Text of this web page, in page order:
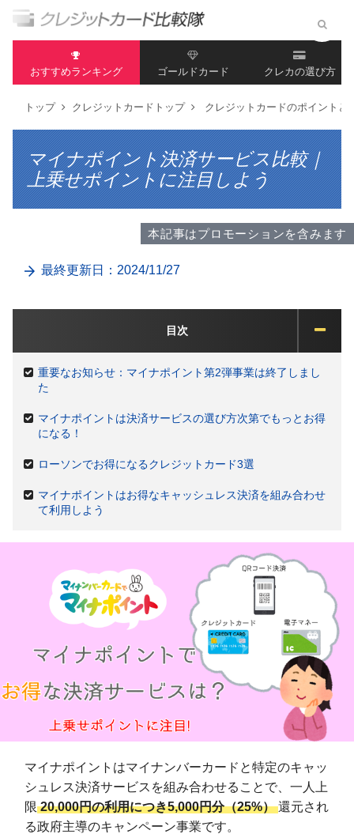
おすすめランキング ゴールドカード クレカの選び方
トップ クレジットカードトップ クレジットカードのポイントと
マイナポイント決済サービス比較｜
上乗せポイントに注目しよう
本記事はプロモーションを含みます
最終更新日：2024/11/27
目次
重要なお知らせ：マイナポイント第2弾事業は終了しまし
た
マイナポイントは決済サービスの選び方次第でもっとお得
になる！
ローソンでお得になるクレジットカード3選
マイナポイントはお得なキャッシュレス決済を組み合わせ
て利用しよう
マイナポイントはマイナンバーカードと特定のキャッ
シュレス決済サービスを組み合わせることで、一人上
限 20,000円の利用につき5,000円分（25%） 還元され
る政府主導のキャンペーン事業です。